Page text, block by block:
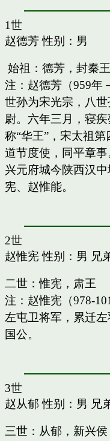
1世
赵德芳性别：男
始祖：德芳，封秦
注：赵德芳（959年
世孙为宋光宗，八
尉。六年三月，寝
称“华王”，宋太祖
道节度使，同平章
兴元府城今陕西汉
宪、赵惟能。
2世
赵惟宪 性别：男 兄
二世：惟宪，肃王
注：赵惟宪（978-
左屯卫将军，累迁
国公。
3世
赵从郁 性别：男 兄
三世：从郁，新兴侯